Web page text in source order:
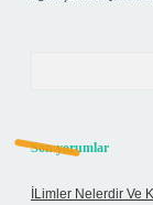
Son yorumlar
İLimler Nelerdir Ve